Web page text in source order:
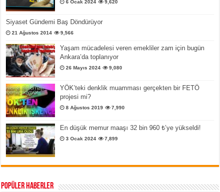
6 Ocak 2024 9,620
Siyaset Gündemi Baş Döndürüyor
21 Ağustos 2014 9,566
Yaşam mücadelesi veren emekliler zam için bugün
Ankara’da toplanıyor
26 Mayıs 2024 9,080
YÖK’teki denklik muamması gerçekten bir FETÖ
projesi mi?
8 Ağustos 2019 7,990
En düşük memur maaşı 32 bin 960 ₺’ye yükseldi!
3 Ocak 2024 7,899
Popüler Haberler